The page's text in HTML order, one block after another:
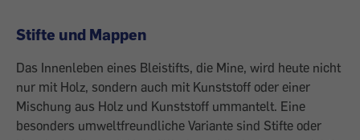
Stifte und Mappen
Das Innenleben eines Bleistifts, die Mine, wird heute nicht
nur mit Holz, sondern auch mit Kunststoff oder einer
Mischung aus Holz und Kunststoff ummantelt. Eine
besonders umweltfreundliche Variante sind Stifte oder